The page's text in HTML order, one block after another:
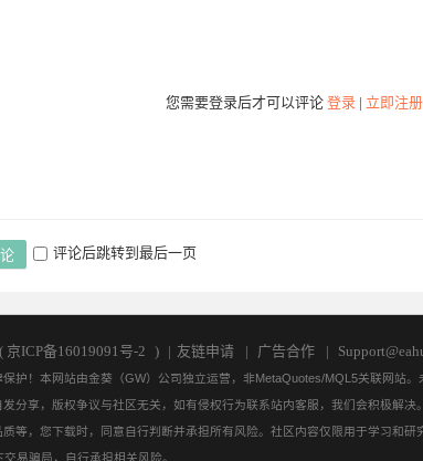
您需要登录后才可以评论 登录| 立即注册
评论后跳转到最后一页
( 京ICP备16019091号-2 ) | 友链申请 | 广告合作 |
护！本网站由金葵（GW）公司独立运营，非MetaQuotes/MQL5关联网站
分享，版权争议与社区无关，如有侵权行为联系站内客服，我们会积极解
等，您下载时，同意自行判断并承担所有风险。社区内容仅限用于学习和
易骗局，自行承担相关风险。